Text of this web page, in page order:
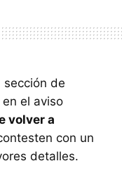
sección de
el aviso
volver a
con un
detalles.